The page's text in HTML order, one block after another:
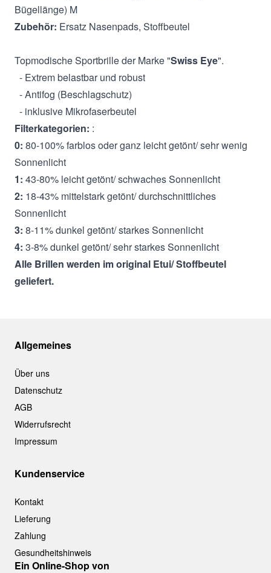
Bügellänge) M
Zubehör: Ersatz Nasenpads, Stoffbeutel
Topmodische Sportbrille der Marke "Swiss Eye".
- Extrem belastbar und robust
- Antifog (Beschlagschutz)
- inklusive Mikrofaserbeutel
Filterkategorien: :
0: 80-100% farblos oder ganz leicht getönt/ sehr wenig
Sonnenlicht
1: 43-80% leicht getönt/ schwaches Sonnenlicht
2: 18-43% mittelstark getönt/ durchschnittliches
Sonnenlicht
3: 8-11% dunkel getönt/ starkes Sonnenlicht
4: 3-8% dunkel getönt/ sehr starkes Sonnenlicht
Alle Brillen werden im original Etui/ Stoffbeutel
geliefert.
Allgemeines
Über uns
Datenschutz
AGB
Widerrufsrecht
Impressum
Kundenservice
Kontakt
Lieferung
Zahlung
Gesundheitshinweis
Ein Online-Shop von